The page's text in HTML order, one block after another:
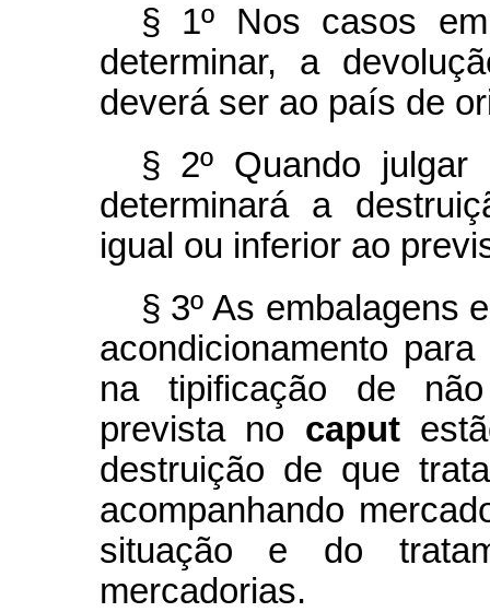
§ 1º Nos casos
determinar, a
deverá ser ao país de
§ 2º Quando julgar
determinará a
igual ou inferior ao
§ 3º As embalagens
acondicionamento
na tipificação de
prevista no caput
destruição de que
acompanhando
situação e do
mercadorias.